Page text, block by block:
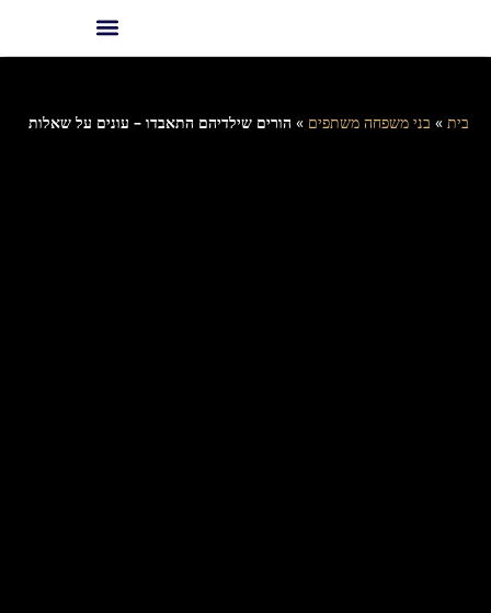
בית » בני משפחה משתפים » הורים שילדיהם התאבדו – עונים על שאלות